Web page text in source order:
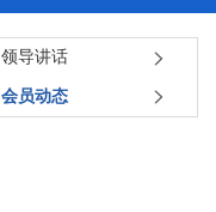
领导讲话
会员动态